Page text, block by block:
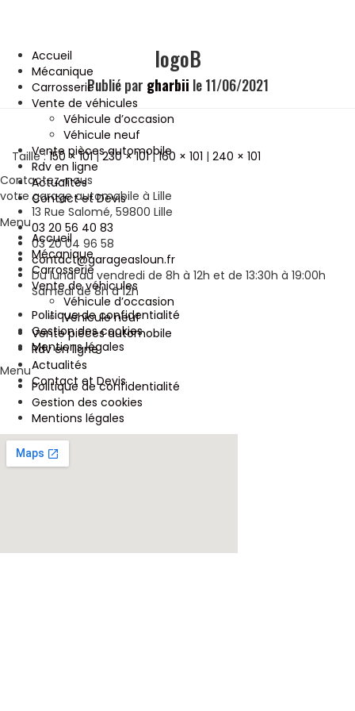
Accueil
Mécanique
Carrosserie
Vente de véhicules
Véhicule d’occasion
Véhicule neuf
Vente pièces automobile
Rdv en ligne
Actualités
Contact et Devis
Menu
Accueil
Mécanique
Carrosserie
Vente de véhicules
Véhicule d’occasion
Véhicule neuf
Vente pièces automobile
Rdv en ligne
Actualités
Contact et Devis
logoB
Publié par gharbii le11/06/2021
Taille :150 × 101 | 230 × 101 | 160 × 101 | 240 × 101
Contactez-nous
votre garage automobile à Lille
13 Rue Salomé, 59800 Lille
03 20 56 40 83
03 20 04 96 58
contact@garageasloun.fr
Du lundi au vendredi de 8h à 12h et de 13:30h à 19:00h
Samedi de 8h à 12h
Politique de confidentialité
Gestion des cookies
Mentions légales
Menu
Politique de confidentialité
Gestion des cookies
Mentions légales